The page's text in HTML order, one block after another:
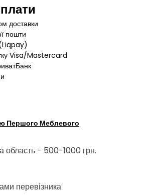
доставки
пошти
Visa/Mastercard
Першого Меблевого
область - 500-1000 грн.
перевізника